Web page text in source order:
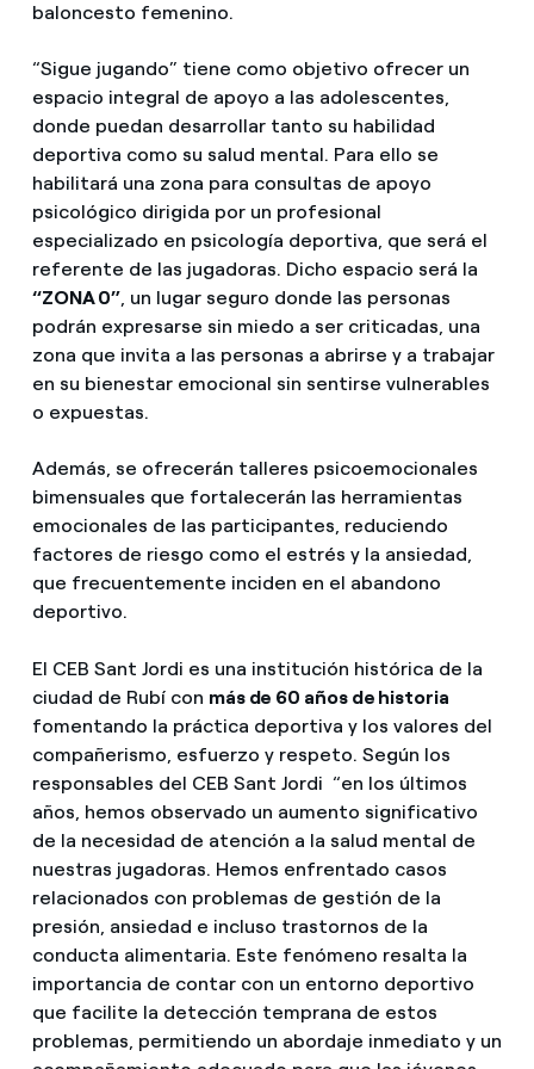
baloncesto femenino.
“Sigue jugando” tiene como objetivo ofrecer un
espacio integral de apoyo a las adolescentes,
donde puedan desarrollar tanto su habilidad
deportiva como su salud mental. Para ello se
habilitará una zona para consultas de apoyo
psicológico dirigida por un profesional
especializado en psicología deportiva, que será el
referente de las jugadoras. Dicho espacio será la
“ZONA 0”, un lugar seguro donde las personas
podrán expresarse sin miedo a ser criticadas, una
zona que invita a las personas a abrirse y a trabajar
en su bienestar emocional sin sentirse vulnerables
o expuestas.
Además, se ofrecerán talleres psicoemocionales
bimensuales que fortalecerán las herramientas
emocionales de las participantes, reduciendo
factores de riesgo como el estrés y la ansiedad,
que frecuentemente inciden en el abandono
deportivo.
El CEB Sant Jordi es una institución histórica de la
ciudad de Rubí con más de 60 años de historia
fomentando la práctica deportiva y los valores del
compañerismo, esfuerzo y respeto. Según los
responsables del CEB Sant Jordi “en los últimos
años, hemos observado un aumento significativo
de la necesidad de atención a la salud mental de
nuestras jugadoras. Hemos enfrentado casos
relacionados con problemas de gestión de la
presión, ansiedad e incluso trastornos de la
conducta alimentaria. Este fenómeno resalta la
importancia de contar con un entorno deportivo
que facilite la detección temprana de estos
problemas, permitiendo un abordaje inmediato y un